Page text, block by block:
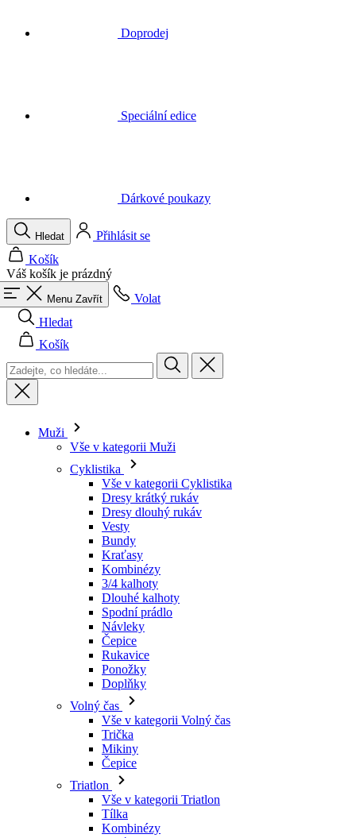
Váš košík je prázdný
Menu Zavřít
Volat
Hledat
Košík
Muži
Vše v kategorii Muži
Dresy dlouhý rukáv
Vesty
Bundy
Kraťasy
Kombinézy
3/4 kalhoty
Dlouhé kalhoty
Spodní prádlo
Návleky
Čepice
Rukavice
Ponožky
Doplňky
Volný čas
Vše v kategorii Volný čas
Trička
Mikiny
Čepice
Triatlon
Vše v kategorii Triatlon
Tílka
Kombinézy
Kraťasy
Léto 2026
Týmové repliky
Speciální edice
Doprodej